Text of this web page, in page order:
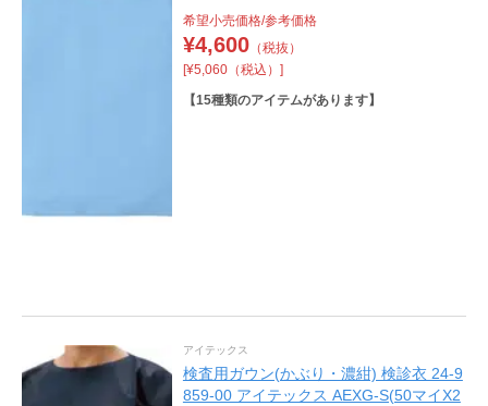
希望小売価格/参考価格
¥4,600（税抜）
[¥5,060（税込）]
【15種類のアイテムがあります】
アイテックス
検査用ガウン(かぶり・濃紺) 検診衣 24-9
859-00 アイテックス AEXG-S(50マイX2